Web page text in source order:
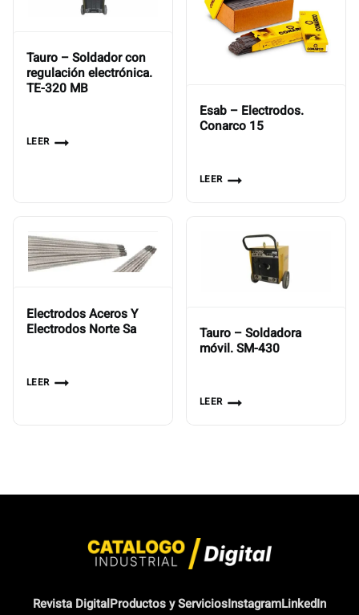
Tauro – Soldador con
regulación electrónica.
TE-320 MB
LEER
Esab – Electrodos.
Conarco 15
LEER
Electrodos Aceros Y
Electrodos Norte Sa
LEER
Tauro – Soldadora
móvil. SM-430
LEER
Revista DigitalProductos y ServiciosInstagramLinkedIn